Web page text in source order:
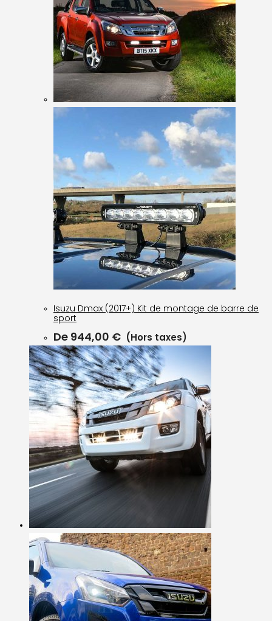
Isuzu Dmax (2017+) Kit de montage de barre de
sport
De 944,00 € (Hors taxes)